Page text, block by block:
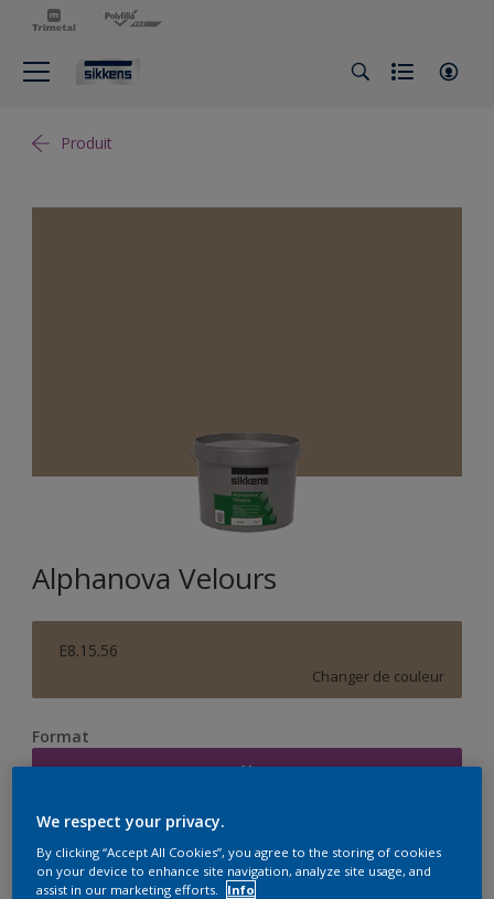
Produit
Alphanova Velours
E8.15.56
Changer de couleur
Format
1L
Quantité Calculateur de peinture
Calculer
We respect your privacy.
By clicking “Accept All Cookies”, you agree to the storing of cookies
on your device to enhance site navigation, analyze site usage, and
assist in our marketing efforts.
Info